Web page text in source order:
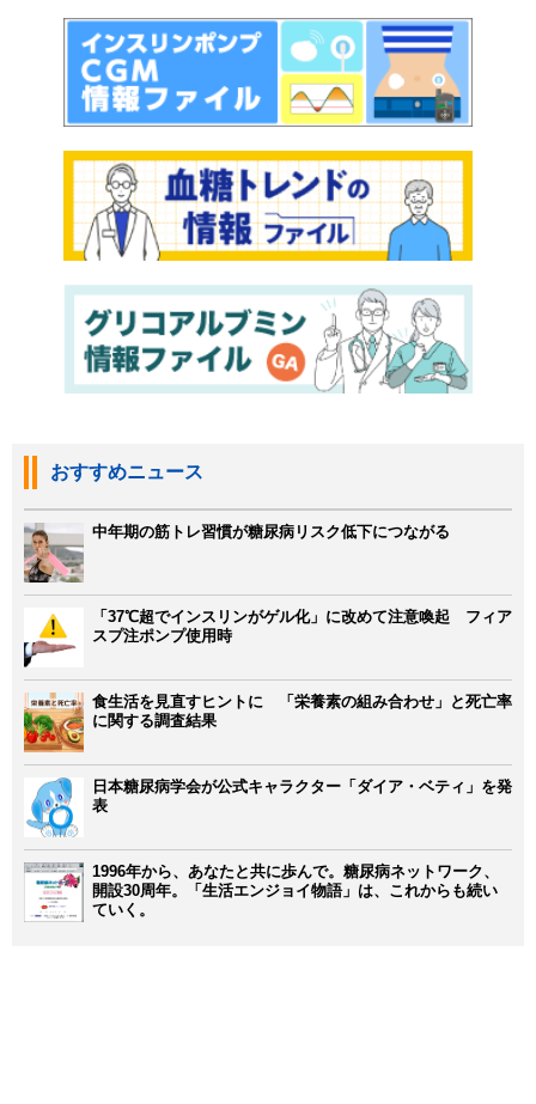
おすすめニュース
中年期の筋トレ習慣が糖尿病リスク低下につながる
「37℃超でインスリンがゲル化」に改めて注意喚起 フィア
スプ注ポンプ使用時
食生活を見直すヒントに 「栄養素の組み合わせ」と死亡率
に関する調査結果
日本糖尿病学会が公式キャラクター「ダイア・ベティ」を発
表
1996年から、あなたと共に歩んで。糖尿病ネットワーク、
開設30周年。「生活エンジョイ物語」は、これからも続い
ていく。